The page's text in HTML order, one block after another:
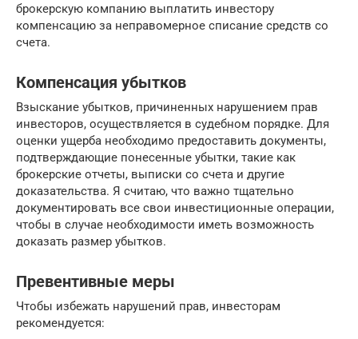
брокерскую компанию выплатить инвестору
компенсацию за неправомерное списание средств со
счета.
Компенсация убытков
Взыскание убытков, причиненных нарушением прав
инвесторов, осуществляется в судебном порядке. Для
оценки ущерба необходимо предоставить документы,
подтверждающие понесенные убытки, такие как
брокерские отчеты, выписки со счета и другие
доказательства. Я считаю, что важно тщательно
документировать все свои инвестиционные операции,
чтобы в случае необходимости иметь возможность
доказать размер убытков.
Превентивные меры
Чтобы избежать нарушений прав, инвесторам
рекомендуется: